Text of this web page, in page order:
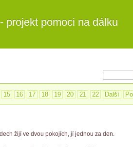
projekt pomoci na dálku
15 16 17 18 19 20 21 22 Další
žijí ve dvou pokojích, jí jednou za den.